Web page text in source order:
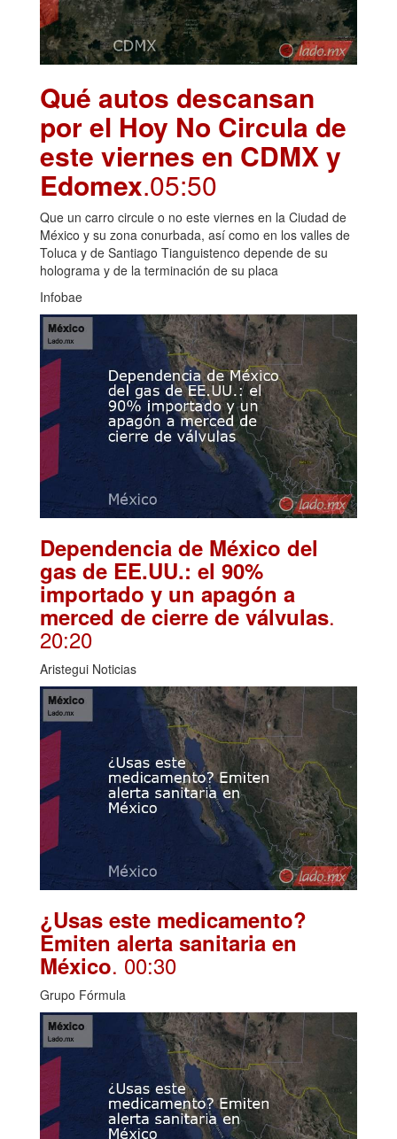
Qué autos descansan
por el Hoy No Circula de
este viernes en CDMX y
Edomex.05:50
Que un carro circule o no este viernes en la Ciudad de
México y su zona conurbada, así como en los valles de
Toluca y de Santiago Tianguistenco depende de su
holograma y de la terminación de su placa
Infobae
Dependencia de México del
gas de EE.UU.: el 90%
importado y un apagón a
merced de cierre de válvulas.
20:20
Aristegui Noticias
¿Usas este medicamento?
Emiten alerta sanitaria en
México. 00:30
Grupo Fórmula